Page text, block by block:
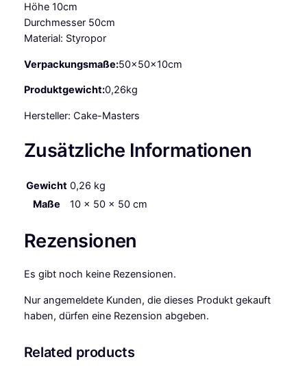
n
-
D
u
m
n
5
m
,
ö
h
e
1
0
Höhe 10cm
Durchmesser 50cm
Material: Styropor
Verpackungsmaße:50x50x10cm
Produktgewicht:0,26kg
Hersteller: Cake-Masters
Zusätzliche Informationen
Gewicht 0,26 kg
Maße
10 × 50 × 50 cm
Rezensionen
Es gibt noch keine Rezensionen.
Nur angemeldete Kunden, die dieses Produkt gekauft
haben, dürfen eine Rezension abgeben.
Related products